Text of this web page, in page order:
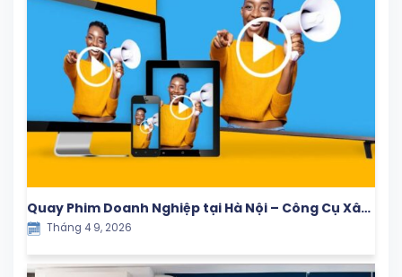
Quay Phim Doanh Nghiệp tại Hà Nội – Công Cụ Xây
Dựng Thương Hiệu & Tăng Trưởng Bền Vững
Tháng 4 9, 2026